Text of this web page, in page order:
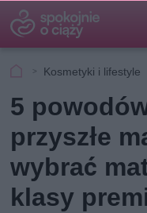
Kosmetyki i lifestyle
5
przyszłe
wybrać
klasy